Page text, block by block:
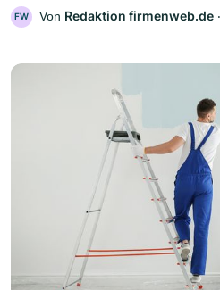
FW Von Redaktion firmenweb.de ‧